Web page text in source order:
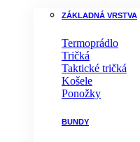
ZÁKLADNÁ VRSTVA
Termoprádlo
Tričká
Taktické tričká
Košele
Ponožky
BUNDY